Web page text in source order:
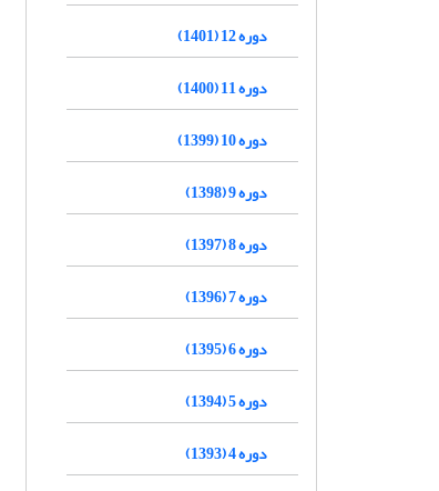
دوره 12 (1401)
دوره 11 (1400)
دوره 10 (1399)
دوره 9 (1398)
دوره 8 (1397)
دوره 7 (1396)
دوره 6 (1395)
دوره 5 (1394)
دوره 4 (1393)